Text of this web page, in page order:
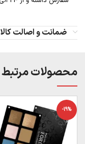
ضمانت و اصالت کالا
محصولات مرتبط
-19%